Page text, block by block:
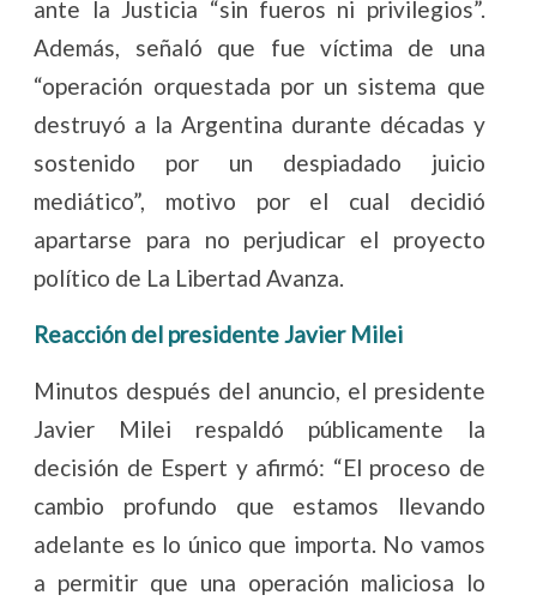
ante la Justicia “sin fueros ni privilegios”.
Además, señaló que fue víctima de una
“operación orquestada por un sistema que
destruyó a la Argentina durante décadas y
sostenido por un despiadado juicio
mediático”, motivo por el cual decidió
apartarse para no perjudicar el proyecto
político de La Libertad Avanza.
Reacción del presidente Javier Milei
Minutos después del anuncio, el presidente
Javier Milei respaldó públicamente la
decisión de Espert y afirmó: “El proceso de
cambio profundo que estamos llevando
adelante es lo único que importa. No vamos
a permitir que una operación maliciosa lo